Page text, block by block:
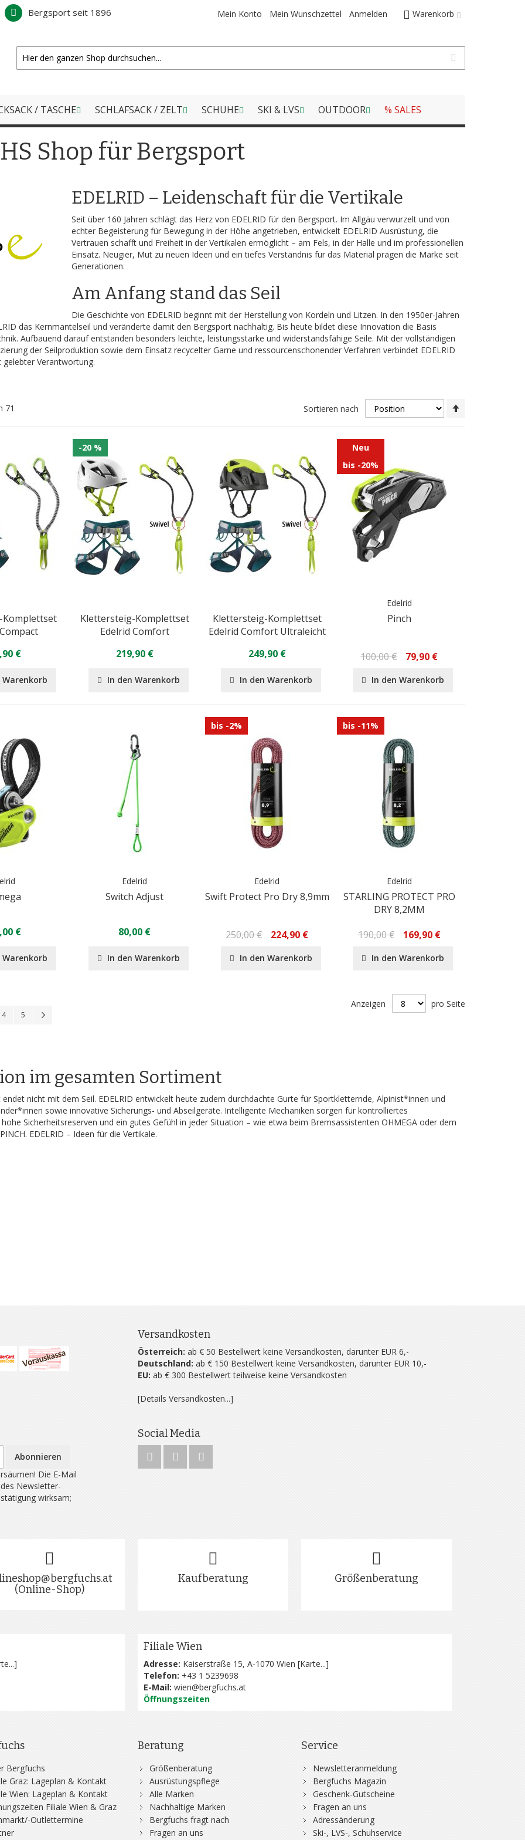
Warenkorb
Mein Konto Mein Wunschzettel Anmelden
Bergsport seit 1896
/ TASCHE SCHLAFSACK / ZELT SCHUHE SKI & LVS OUTDOOR % SALES
Shop für Bergsport
EDELRID – Leidenschaft für die Vertikale
Seit über 160 Jahren schlägt das Herz von EDELRID für den Bergsport. Im Allgäu verwurzelt und von
echter Begeisterung für Bewegung in der Höhe angetrieben, entwickelt EDELRID Ausrüstung, die
Vertrauen schafft und Freiheit in der Vertikalen ermöglicht – am Fels, in der Halle und im professionellen
Einsatz. Neugier, Mut zu neuen Ideen und ein tiefes Verständnis für das Material prägen die Marke seit
Generationen.
Am Anfang stand das Seil
Die Geschichte von EDELRID beginnt mit der Herstellung von Kordeln und Litzen. In den 1950er-Jahren
das Kernmantelseil und veränderte damit den Bergsport nachhaltig. Bis heute bildet diese Innovation die Basis
Aufbauend darauf entstanden besonders leichte, leistungsstarke und widerstandsfähige Seile. Mit der vollständigen
der Seilproduktion sowie dem Einsatz recycelter Garne und ressourcenschonender Verfahren verbindet EDELRID
Verantwortung.
71 Sortieren nach
€
Warenkorb
-20 %
Klettersteig-Komplettset
Edelrid Comfort
219,90 €
In den Warenkorb
Klettersteig-Komplettset
Edelrid Comfort Ultraleicht
249,90 €
In den Warenkorb
Neu
bis -20%
Edelrid
Pinch
100,00 € 79,90 €
In den Warenkorb
€
Warenkorb
Edelrid
Switch Adjust
80,00 €
In den Warenkorb
bis -2%
Edelrid
Swift Protect Pro Dry 8,9mm
250,00 € 224,90 €
In den Warenkorb
bis -11%
Edelrid
STARLING PROTECT PRO
DRY 8,2MM
190,00 €
169,90 €
In den Warenkorb
Seite
4 Seite
5
Anzeigen pro Seite
im gesamten Sortiment
endet nicht mit dem Seil. EDELRID entwickelt heute zudem durchdachte Gurte für Sportkletternde, Alpinist*innen und
sowie innovative Sicherungs- und Abseilgeräte. Intelligente Mechaniken sorgen für kontrolliertes
Sicherheitsreserven und ein gutes Gefühl in jeder Situation – wie etwa beim Bremsassistenten OHMEGA oder dem
EDELRID – Ideen für die Vertikale.
Versandkosten
Österreich: ab € 50 Bestellwert keine Versandkosten, darunter EUR 6,-
Deutschland: ab € 150 Bestellwert keine Versandkosten, darunter EUR 10,-
EU: ab € 300 Bestellwert teilweise keine Versandkosten
[Details Versandkosten...]
Abonnieren
Die E-Mail
Newsletter-
wirksam;
Social Media
(Online-Shop)
Kaufberatung Größenberatung
]
Filiale Wien
Adresse: Kaiserstraße 15, A-1070 Wien [Karte...]
Telefon: +43 1 5239698
E-Mail: wien@bergfuchs.at
Öffnungszeiten
Bergfuchs
Graz: Lageplan & Kontakt
Wien: Lageplan & Kontakt
Filiale Wien & Graz
Outlettermine
Beratung
Größenberatung
Ausrüstungspflege
Alle Marken
Nachhaltige Marken
Bergfuchs fragt nach
Fragen an uns
Service
Newsletteranmeldung
Bergfuchs Magazin
Geschenk-Gutscheine
Fragen an uns
Adressänderung
Ski-, LVS-, Schuhservice